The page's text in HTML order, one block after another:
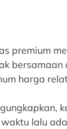
premium
harga
lalu